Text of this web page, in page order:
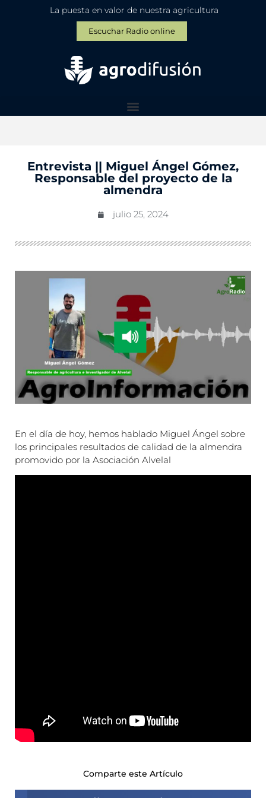
La puesta en valor de nuestra agricultura
Escuchar Radio online
Entrevista || Miguel Ángel Gómez,
Responsable del proyecto de la
almendra
julio 25, 2024
En el día de hoy, hemos hablado Miguel Ángel sobre
los principales resultados de calidad de la almendra
promovido por la Asociación Alvelal
Comparte este Artículo